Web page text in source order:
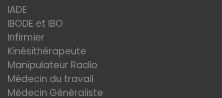
IADE
IBODE et IBO
Infirmier
Kinésithérapeute
Manipulateur Radio
Médecin du travail
Médecin Généraliste